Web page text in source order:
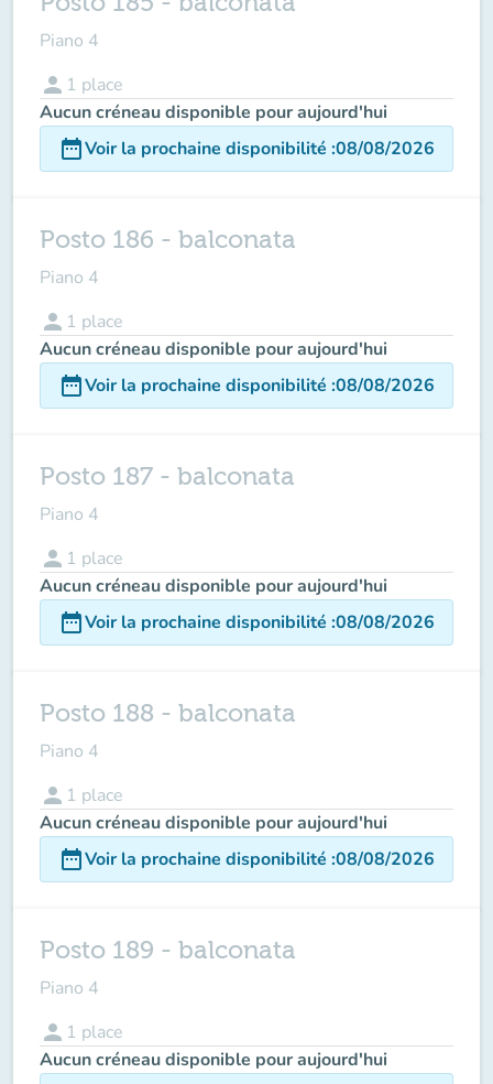
Piano 4
person 1 place
Aucun créneau disponible pour aujourd'hui
date_rangeVoir la prochaine disponibilité :08/08/2026
Posto 186 - balconata
Piano 4
person 1 place
Aucun créneau disponible pour aujourd'hui
date_rangeVoir la prochaine disponibilité :08/08/2026
Posto 187 - balconata
Piano 4
person 1 place
Aucun créneau disponible pour aujourd'hui
date_rangeVoir la prochaine disponibilité :08/08/2026
Posto 188 - balconata
Piano 4
person 1 place
Aucun créneau disponible pour aujourd'hui
date_rangeVoir la prochaine disponibilité :08/08/2026
Posto 189 - balconata
Piano 4
person 1 place
Aucun créneau disponible pour aujourd'hui